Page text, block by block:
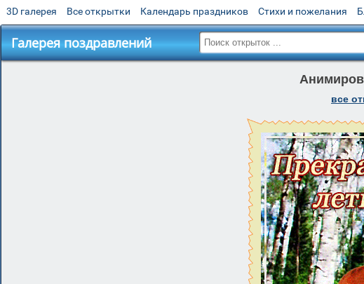
3D галерея Все открытки Календарь праздников Стихи и пожелания
Галерея поздравлений
все